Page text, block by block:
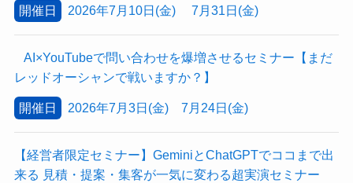
開催日 2026年7月10日(金) 7月31日(金)
AI×YouTubeで問い合わせを爆増させるセミナー【まだ
レッドオーシャンで戦いますか？】
開催日 2026年7月3日(金) 7月24日(金)
【経営者限定セミナー】GeminiとChatGPTでココまで出
来る 見積・提案・集客が一気に変わる超実演セミナー